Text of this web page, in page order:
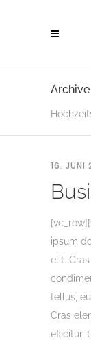
Archive
16. JUNI
ipsum
elit.
tellus,
Cras
efficitur,